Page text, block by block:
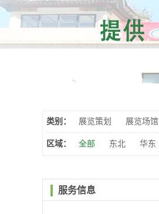
类别： 展览策划 展览场馆
区域： 全部 东北 华东
服务信息